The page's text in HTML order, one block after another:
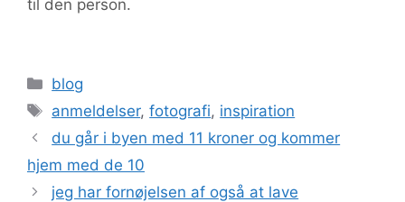
til den person.
Kategorier
blog
Tags
anmeldelser,fotografi, inspiration
du går i byen med 11 kroner og kommer
hjem med de 10
jeg har fornøjelsen af også at lave